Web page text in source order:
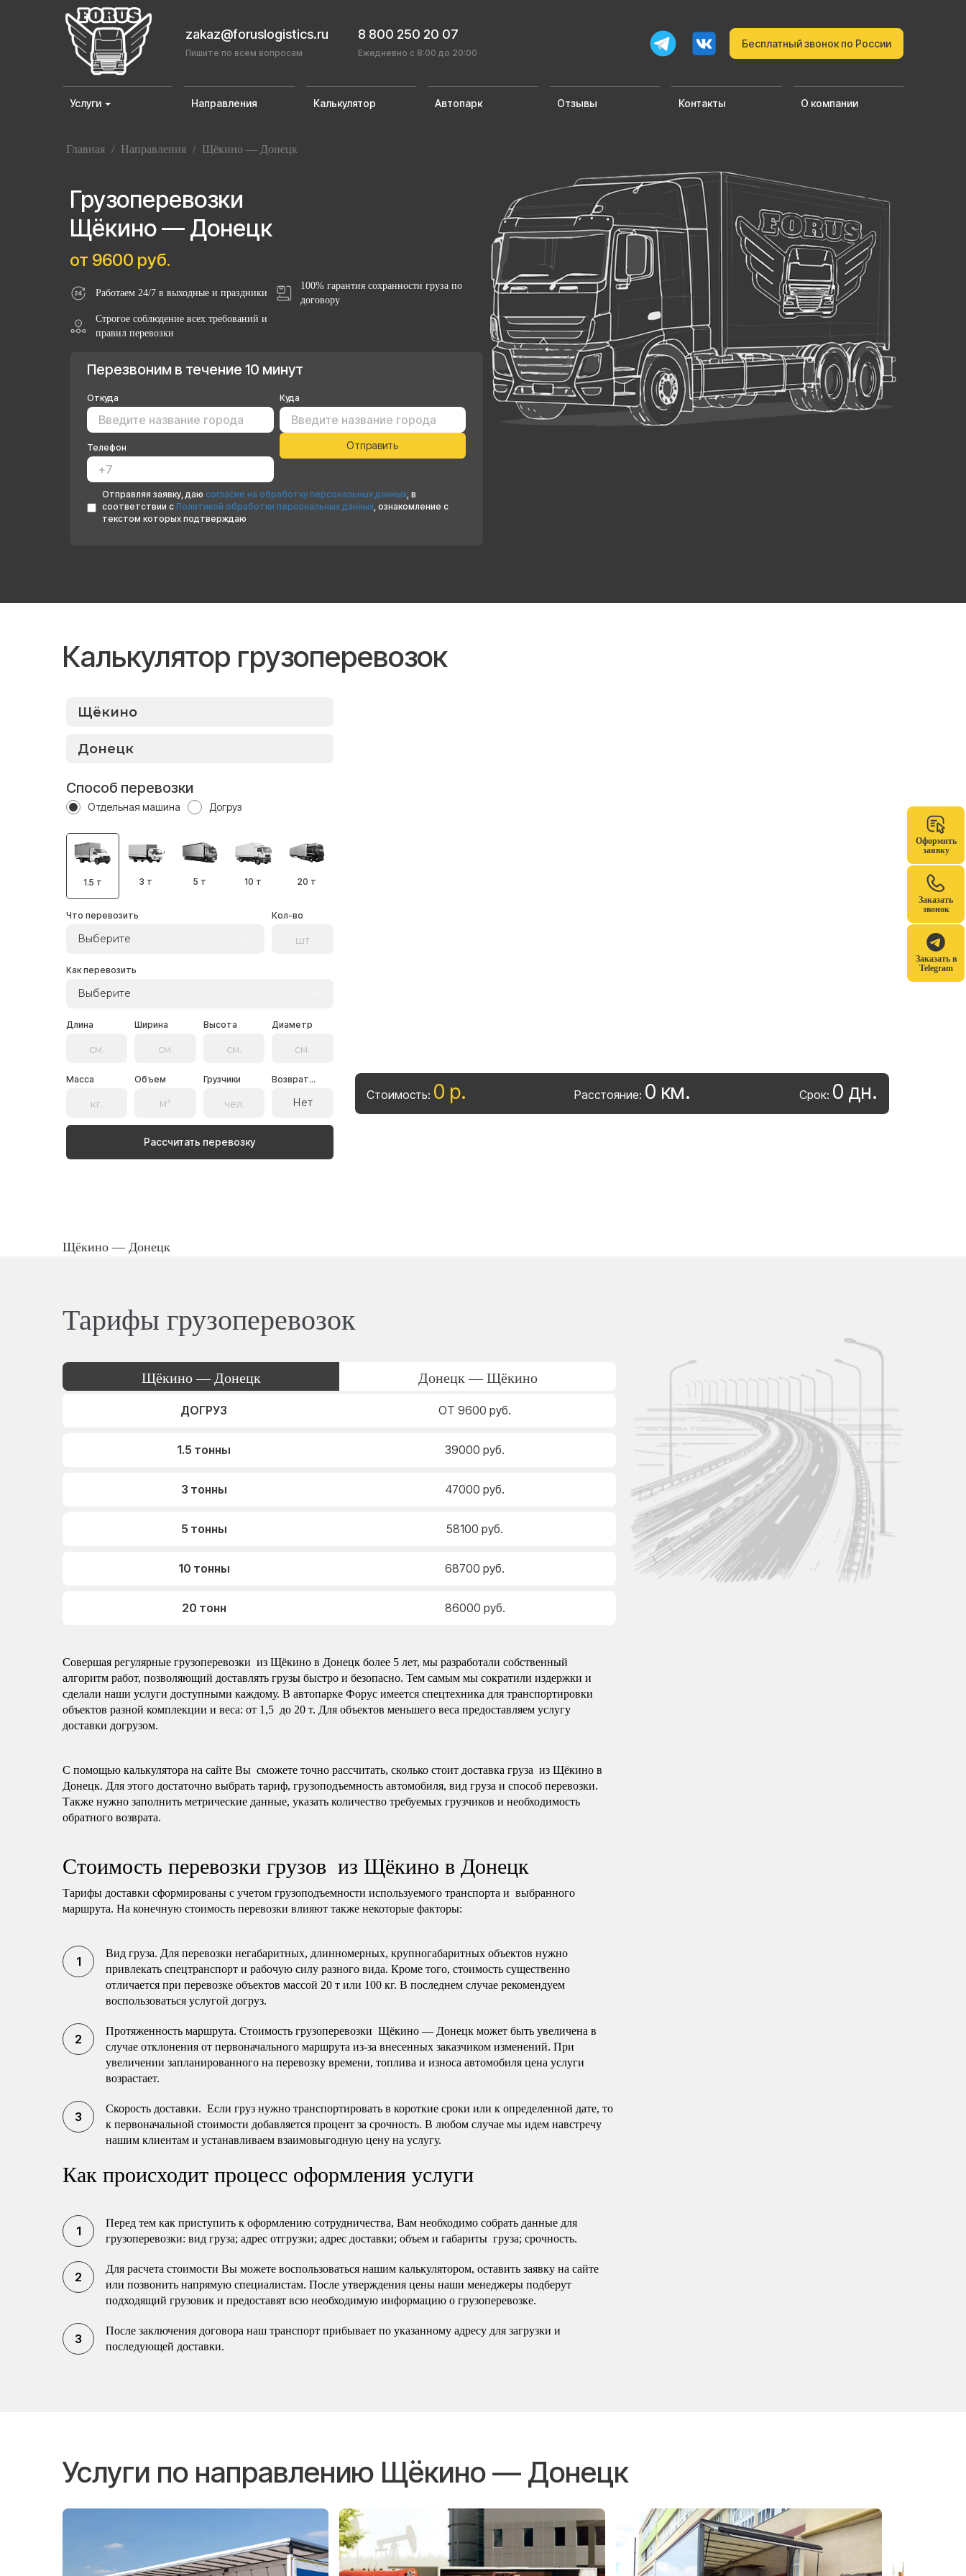
Оформить
заявку
Заказать
звонок
Заказать в
Telegram
zakaz@foruslogistics.ru
Пишите по всем вопросам
8 800 250 20 07
Ежедневно с 8:00 до 20:00
Бесплатный звонок по России
Услуги Направления Калькулятор Автопарк Отзывы Контакты О компании
Главная / Направления / Щёкино — Донецк
Грузоперевозки
Щёкино — Донецк
от 9600 руб.
Работаем 24/7 в выходные и праздники
100% гарантия сохранности груза по
договору
Строгое соблюдение всех требований и
правил перевозки
Перезвоним в течение 10 минут
Откуда Куда
Телефон
Отправляя заявку, даю согласие на обработку персональных данных, в
соответствии с Политикой обработки персональных данных, ознакомление с
текстом которых подтверждаю
Калькулятор грузоперевозок
Способ перевозки
Отдельная машина Догруз
1.5 т 3 т 5 т 10 т 20 т
Что перевозить
Выберите
Кол-во
Как перевозить
Выберите
Длина Ширина Высота Диаметр
Масса Объем Грузчики Возврат...
Нет
Рассчитать перевозку
Стоимость: 0 р. Расстояние: 0 км. Срок: 0 дн.
Щёкино — Донецк
Тарифы грузоперевозок
Щёкино — Донецк Донецк — Щёкино
ДОГРУЗ ОТ 9600 руб.
1.5 тонны 39000 руб.
3 тонны 47000 руб.
5 тонны 58100 руб.
10 тонны 68700 руб.
20 тонн 86000 руб.
Совершая регулярные грузоперевозки из Щёкино в Донецк более 5 лет, мы разработали собственный
алгоритм работ, позволяющий доставлять грузы быстро и безопасно. Тем самым мы сократили издержки и
сделали наши услуги доступными каждому. В автопарке Форус имеется спецтехника для транспортировки
объектов разной комплекции и веса: от 1,5 до 20 т. Для объектов меньшего веса предоставляем услугу
доставки догрузом.
С помощью калькулятора на сайте Вы сможете точно рассчитать, сколько стоит доставка груза из Щёкино в
Донецк. Для этого достаточно выбрать тариф, грузоподъемность автомобиля, вид груза и способ перевозки.
Также нужно заполнить метрические данные, указать количество требуемых грузчиков и необходимость
обратного возврата.
Стоимость перевозки грузов из Щёкино в Донецк
Тарифы доставки сформированы с учетом грузоподъемности используемого транспорта и выбранного
маршрута. На конечную стоимость перевозки влияют также некоторые факторы:
Вид груза. Для перевозки негабаритных, длинномерных, крупногабаритных объектов нужно
привлекать спецтранспорт и рабочую силу разного вида. Кроме того, стоимость существенно
отличается при перевозке объектов массой 20 т или 100 кг. В последнем случае рекомендуем
воспользоваться услугой догруз.
Протяженность маршрута. Стоимость грузоперевозки Щёкино — Донецк может быть увеличена в
случае отклонения от первоначального маршрута из-за внесенных заказчиком изменений. При
увеличении запланированного на перевозку времени, топлива и износа автомобиля цена услуги
возрастает.
Скорость доставки. Если груз нужно транспортировать в короткие сроки или к определенной дате, то
к первоначальной стоимости добавляется процент за срочность. В любом случае мы идем навстречу
нашим клиентам и устанавливаем взаимовыгодную цену на услугу.
Как происходит процесс оформления услуги
Перед тем как приступить к оформлению сотрудничества, Вам необходимо собрать данные для
грузоперевозки: вид груза; адрес отгрузки; адрес доставки; объем и габариты груза; срочность.
Для расчета стоимости Вы можете воспользоваться нашим калькулятором, оставить заявку на сайте
или позвонить напрямую специалистам. После утверждения цены наши менеджеры подберут
подходящий грузовик и предоставят всю необходимую информацию о грузоперевозке.
После заключения договора наш транспорт прибывает по указанному адресу для загрузки и
последующей доставки.
Услуги по направлению Щёкино — Донецк